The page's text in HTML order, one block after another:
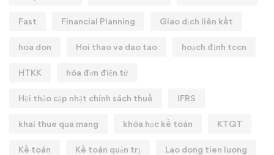
Fast Financial Planning Giao dịch liên kết
hoa don Hoi thao va dao tao hoạch định tccn
HTKK hóa đơn điện tử
Hội thảo cập nhật chính sách thuế IFRS
khai thue qua mang khóa học kế toán KTQT
Kế toán Kế toán quản trị Lao dong tien luong